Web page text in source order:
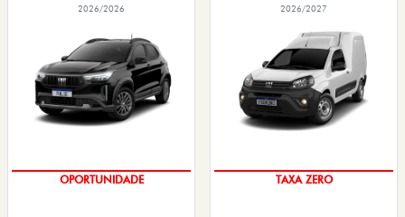
2026/2026
OPORTUNIDADE
2026/2027
TAXA ZERO